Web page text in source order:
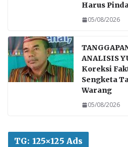
Harus
05/08/2026
ANALISIS
Koreksi
Sengketa
Warang
05/08/2026
TG: 125×125 Ads